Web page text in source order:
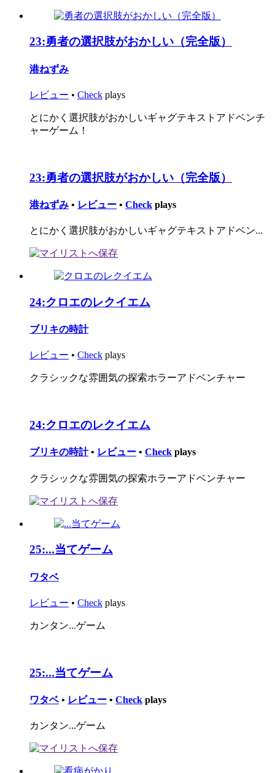
23:勇者の選択肢がおかしい（完全版）
港ねずみ
レビュー • Check plays
とにかく選択肢がおかしいギャグテキストアドベンチ
ャーゲーム！
23:勇者の選択肢がおかしい（完全版）
港ねずみ • レビュー • Check plays
とにかく選択肢がおかしいギャグテキストアドベン...
24:クロエのレクイエム
ブリキの時計
レビュー • Check plays
クラシックな雰囲気の探索ホラーアドベンチャー
24:クロエのレクイエム
ブリキの時計 • レビュー • Check plays
クラシックな雰囲気の探索ホラーアドベンチャー
25:...当てゲーム
ワタベ
レビュー • Check plays
カンタン...ゲーム
25:...当てゲーム
ワタベ • レビュー • Check plays
カンタン...ゲーム